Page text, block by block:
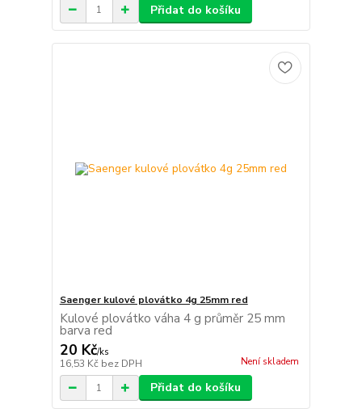
Přidat do košíku
Saenger kulové plovátko 4g 25mm red
Kulové plovátko váha 4 g průměr 25 mm
barva red
20 Kč/ks
16,53 Kč bez DPH Není skladem
Přidat do košíku